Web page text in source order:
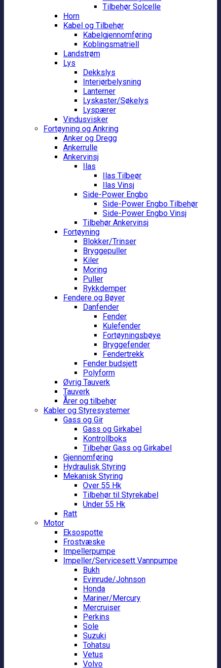
Tilbehør Solcelle
Horn
Kabel og Tilbehør
Kabelgjennomføring
Koblingsmatriell
Landstrøm
Lys
Dekkslys
Interiørbelysning
Lanterner
Lyskaster/Søkelys
Lyspærer
Vindusvisker
Fortøyning og Ankring
Anker og Dregg
Ankerrulle
Ankervinsj
Ilas
Ilas Tilbeør
Ilas Vinsj
Side-Power Engbo
Side-Power Engbo Tilbehør
Side-Power Engbo Vinsj
Tilbehør Ankervinsj
Fortøyning
Blokker/Trinser
Bryggepuller
Kiler
Moring
Puller
Rykkdemper
Fendere og Bøyer
Danfender
Fender
Kulefender
Fortøyningsbøye
Bryggefender
Fendertrekk
Fender budsjett
Polyform
Øvrig Tauverk
Tauverk
Årer og tilbehør
Kabler og Styresystemer
Gass og Gir
Gass og Girkabel
Kontrollboks
Tilbehør Gass og Girkabel
Gjennomføring
Hydraulisk Styring
Mekanisk Styring
Over 55 Hk
Tilbehør til Styrekabel
Under 55 Hk
Ratt
Motor
Eksospotte
Frostvæske
Impellerpumpe
Impeller/Servicesett Vannpumpe
Bukh
Evinrude/Johnson
Honda
Mariner/Mercury
Mercruiser
Perkins
Sole
Suzuki
Tohatsu
Vetus
Volvo